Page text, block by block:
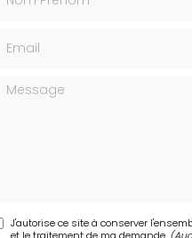
Message
J'autorise ce site à conserver